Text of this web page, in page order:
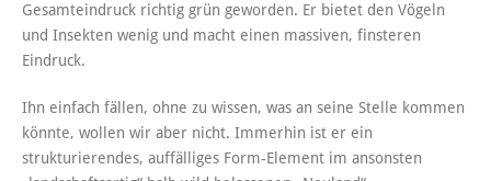
Gesamteindruck richtig grün geworden. Er bietet den Vögeln
und Insekten wenig und macht einen massiven, finsteren
Eindruck.
Ihn einfach fällen, ohne zu wissen, was an seine Stelle kommen
könnte, wollen wir aber nicht. Immerhin ist er ein
strukturierendes, auffälliges Form-Element im ansonsten